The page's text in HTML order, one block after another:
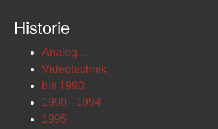
Historie
Analog...
Videotechnik
bis 1990
1990 - 1994
1995